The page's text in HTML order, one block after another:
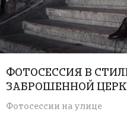
ФОТОСЕССИЯ В
ЗАБРОШЕННОЙ
Фотосессии на улице